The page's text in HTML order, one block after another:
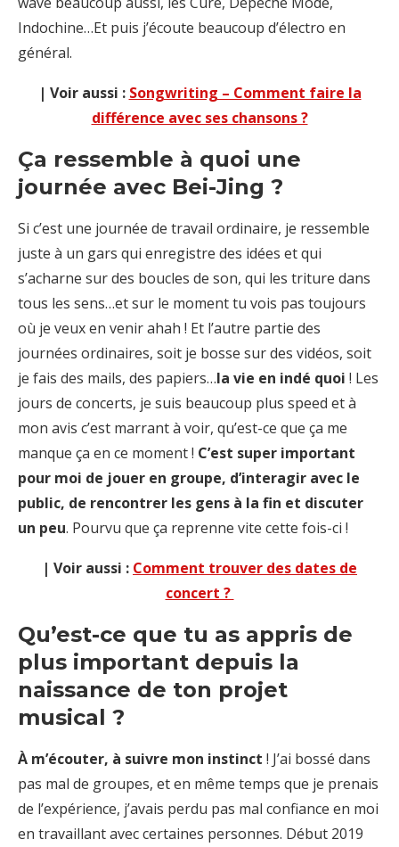
Indochine…Et puis j’écoute beaucoup d’électro en
général.
| Voir aussi : Songwriting – Comment faire la
différence avec ses chansons ?
Ça ressemble à quoi une
journée avec Bei-Jing ?
Si c’est une journée de travail ordinaire, je ressemble
juste à un gars qui enregistre des idées et qui
s’acharne sur des boucles de son, qui les triture dans
tous les sens…et sur le moment tu vois pas toujours
où je veux en venir ahah ! Et l’autre partie des
journées ordinaires, soit je bosse sur des vidéos, soit
je fais des mails, des papiers…la vie en indé quoi ! Les
jours de concerts, je suis beaucoup plus speed et à
mon avis c’est marrant à voir, qu’est-ce que ça me
manque ça en ce moment ! C’est super important
pour moi de jouer en groupe, d’interagir avec le
public, de rencontrer les gens à la fin et discuter
un peu. Pourvu que ça reprenne vite cette fois-ci !
| Voir aussi : Comment trouver des dates de
concert ?
Qu’est-ce que tu as appris de
plus important depuis la
naissance de ton projet
musical ?
À m’écouter, à suivre mon instinct ! J’ai bossé dans
pas mal de groupes, et en même temps que je prenais
de l’expérience, j’avais perdu pas mal confiance en moi
en travaillant avec certaines personnes. Début 2019